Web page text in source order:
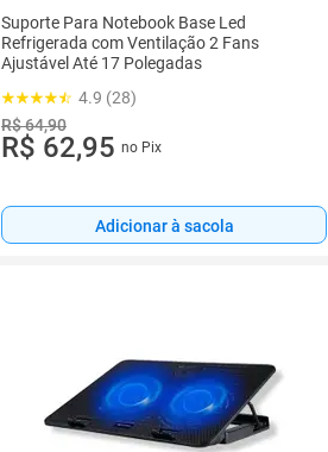
Suporte Para Notebook Base Led
Refrigerada com Ventilação 2 Fans
Ajustável Até 17 Polegadas
4.9 (28)
R$ 64,90
R$ 62,95 no Pix
Adicionar à sacola